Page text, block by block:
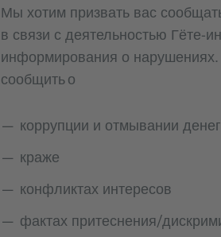
Мы хотим призвать вас
в связи с деятельностью Гёте-
информирования о нарушениях.
сообщить о
коррупции и отмывании денег
краже
конфликтах интересов
фактах притеснения/